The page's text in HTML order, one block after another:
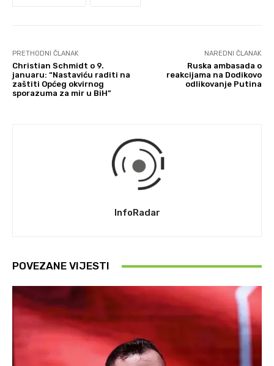
PRETHODNI ČLANAK
Christian Schmidt o 9.
januaru: “Nastaviću raditi na
zaštiti Općeg okvirnog
sporazuma za mir u BiH”
NAREDNI ČLANAK
Ruska ambasada o
reakcijama na Dodikovo
odlikovanje Putina
InfoRadar
POVEZANE VIJESTI